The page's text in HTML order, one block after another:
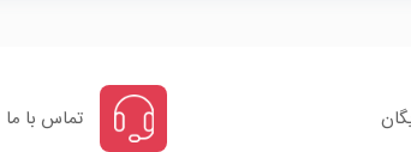
تماس با ما